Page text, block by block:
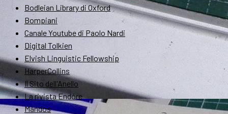
Bodleian Library di Oxford
Bompiani
Canale Youtube di Paolo Nardi
Digital Tolkien
Elvish Linguistic Fellowship
HarperCollins
Il Sito dell'Anello
La rivista Endóre
Mandos